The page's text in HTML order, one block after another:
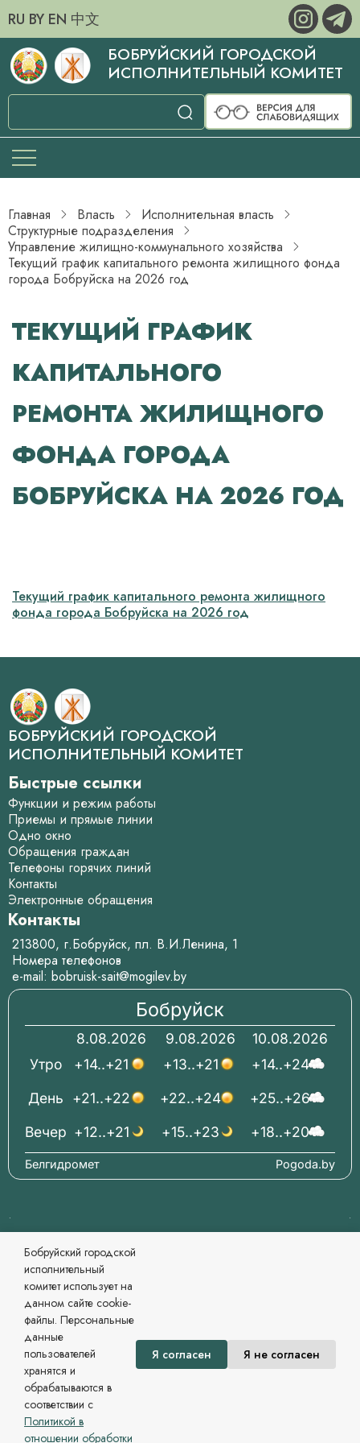
RU BY EN 中文
БОБРУЙСКИЙ ГОРОДСКОЙ
ИСПОЛНИТЕЛЬНЫЙ КОМИТЕТ
Главная Власть
Исполнительная власть
Структурные подразделения
­­­Управление жилищно-коммунального хозяйства
Текущий график капитального ремонта жилищного фонда
города Бобруйска на 2026 год
ТЕКУЩИЙ ГРАФИК
КАПИТАЛЬНОГО
РЕМОНТА ЖИЛИЩНОГО
ФОНДА ГОРОДА
БОБРУЙСКА НА 2026 ГОД
Текущий график капитального ремонта жилищного
фонда города Бобруйска на 2026 год
БОБРУЙСКИЙ ГОРОДСКОЙ
ИСПОЛНИТЕЛЬНЫЙ КОМИТЕТ
Быстрые ссылки
Функции и режим работы
Приемы и прямые линии
Одно окно
Обращения граждан
Телефоны горячих линий
Контакты
Электронные обращения
Контакты
213800, г.Бобруйск, пл. В.И.Ленина, 1
Номера телефонов
e-mail: bobruisk-sait@mogilev.by
Бобруйск
8.08.2026
+14..+21
+21..+22
+12..+21
9.08.2026
+13..+21
+22..+24
+15..+23
10.08.2026
+14..+24
+25..+26
+18..+20
Вечер
День
Утро
Pogoda.by
Белгидромет
© 2006-2026 Бобруйский городской исполнительный
комитет Официальный сайт
При перепечатке материалов ссылка обязательна.
Разработка и сопровождение
Могилевский региональный информационный центр
Сайт зарегистрирован в Государственном регистре
информационных ресурсов Республики Беларусь. №
7822542479 от 09.04.2025г.
Политика в области обработки персональных данных
Бобруйский городской
исполнительный
комитет использует на
данном сайте cookie-
файлы. Персональные
данные
пользователей
хранятся и
обрабатываются в
соответствии с
Политикой в
отношении обработки
Я согласен Я не согласен